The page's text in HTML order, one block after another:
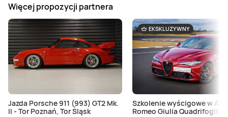
Więcej propozycji partnera
Jazda Porsche 911 (993) GT2 Mk.
II - Tor Poznań, Tor Śląsk
EKSKLUZYWNY
Szkolenie wyścigowe w Alfa
Romeo Giulia Quadrifoglio